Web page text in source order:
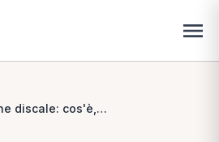
Protrusione discale: cos'è, differenze con l'ernia e come si tratta